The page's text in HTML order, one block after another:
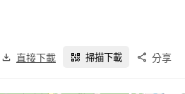
直接下載 掃描下載 分享